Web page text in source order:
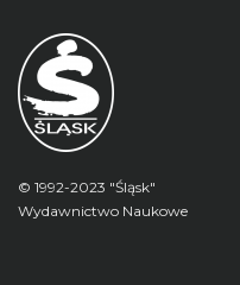
© 1992-2023 "Śląsk"
Wydawnictwo Naukowe